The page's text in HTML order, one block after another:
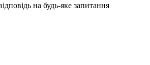
на будь-яке запитання